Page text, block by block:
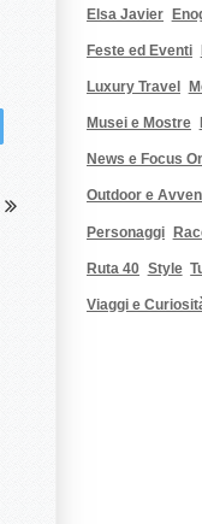
Elsa Javier
Feste ed Eventi
Luxury Travel
Musei e Mostre
News e Focus
Outdoor e
Personaggi
Ruta 40 Style
Viaggi e